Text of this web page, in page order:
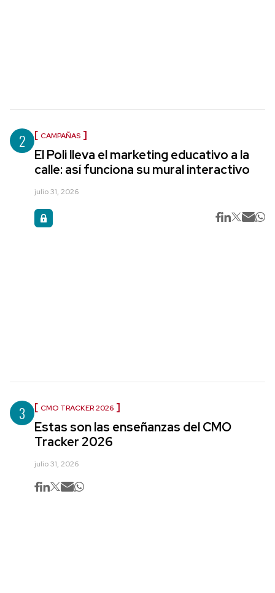
2 CAMPAÑAS
El Poli lleva el marketing educativo a la
calle: así funciona su mural interactivo
julio 31, 2026
3 CMO TRACKER 2026
Estas son las enseñanzas del CMO
Tracker 2026
julio 31, 2026